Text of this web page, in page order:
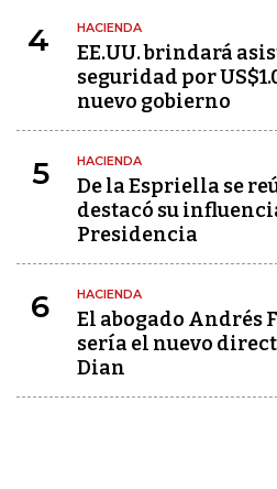
4 HACIENDA
EE.UU. brindará
seguridad por
nuevo gobierno
5 HACIENDA
De la Espriella se
destacó su
Presidencia
6 HACIENDA
El abogado Andrés
sería el nuevo
Dian